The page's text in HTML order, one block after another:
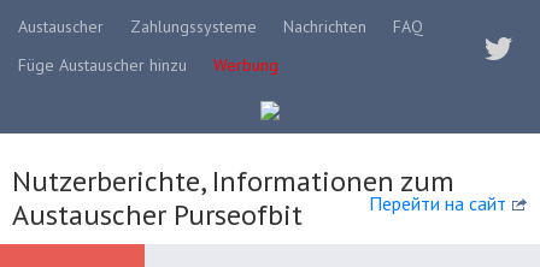
Austauscher Zahlungssysteme Nachrichten
FAQ
Füge Austauscher hinzu
Werbung
Перейти на сайт
Nutzerberichte, Informationen zum
Austauscher Purseofbit